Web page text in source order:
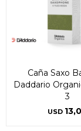
Caña Saxo
Daddario
3
USD